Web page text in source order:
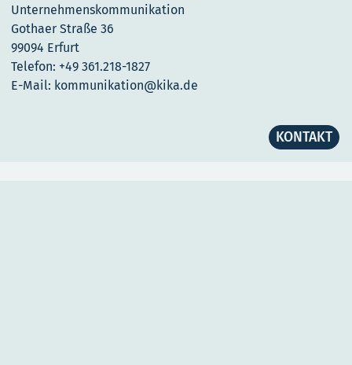
Unternehmenskommunikation
Gothaer Straße 36
99094 Erfurt
Telefon: +49 361.218-1827
E-Mail: kommunikation@kika.de
KONTAKT